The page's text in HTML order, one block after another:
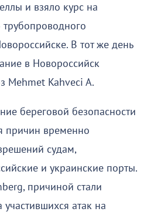
и взяло курс на
В тот же день
в Новороссийск
Mehmet Kahveci A.
береговой безопасности
причин временно
судам,
и украинские порты.
причиной стали
атак на